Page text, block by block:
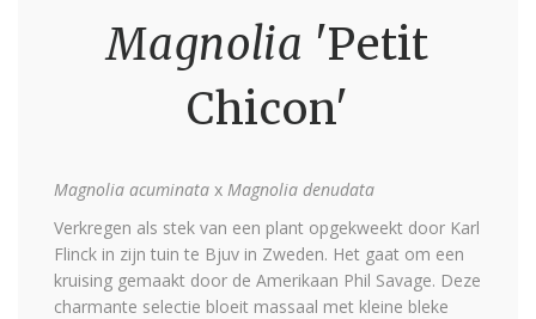
Magnolia 'Petit
Chicon'
Magnolia acuminata x Magnolia denudata
Verkregen als stek van een plant opgekweekt door Karl
Flinck in zijn tuin te Bjuv in Zweden. Het gaat om een
kruising gemaakt door de Amerikaan Phil Savage. Deze
charmante selectie bloeit massaal met kleine bleke